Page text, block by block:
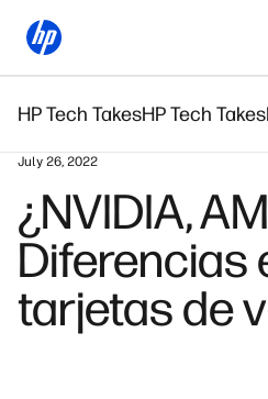
HP Tech TakesHP Tech Takes
July 26, 2022
¿NVIDIA,
Diferencias
tarjetas de